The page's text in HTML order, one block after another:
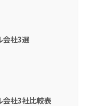
会社3選
会社3社比較表